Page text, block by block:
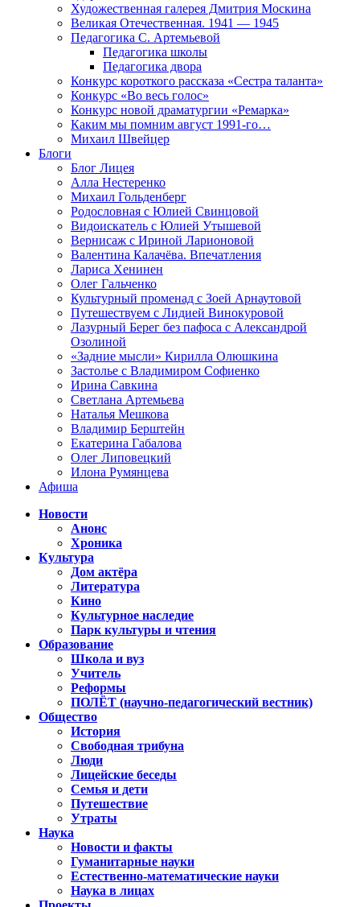
Художественная галерея Дмитрия Москина
Великая Отечественная. 1941 — 1945
Педагогика С. Артемьевой
Педагогика школы
Педагогика двора
Конкурс короткого рассказа «Сестра таланта»
Конкурс «Во весь голос»
Конкурс новой драматургии «Ремарка»
Каким мы помним август 1991-го…
Михаил Швейцер
Блоги
Блог Лицея
Алла Нестеренко
Михаил Гольденберг
Родословная с Юлией Свинцовой
Видоискатель с Юлией Утышевой
Вернисаж с Ириной Ларионовой
Валентина Калачёва. Впечатления
Лариса Хенинен
Олег Гальченко
Культурный променад с Зоей Арнаутовой
Путешествуем с Лидией Винокуровой
Лазурный Берег без пафоса с Александрой
Озолиной
«Задние мысли» Кирилла Олюшкина
Застолье с Владимиром Софиенко
Ирина Савкина
Светлана Артемьева
Наталья Мешкова
Владимир Берштейн
Екатерина Габалова
Олег Липовецкий
Илона Румянцева
Афиша
Новости
Анонс
Хроника
Культура
Дом актёра
Литература
Кино
Культурное наследие
Парк культуры и чтения
Образование
Школа и вуз
Учитель
Реформы
ПОЛЁТ (научно-педагогический вестник)
Общество
История
Свободная трибуна
Люди
Лицейские беседы
Семья и дети
Путешествие
Утраты
Наука
Новости и факты
Гуманитарные науки
Естественно-математические науки
Наука в лицах